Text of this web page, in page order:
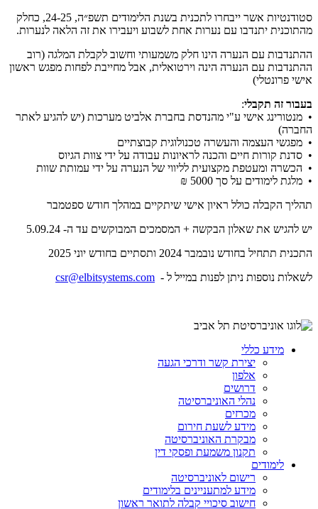
סטודנטיות אשר ייבחרו לתכנית בשנת הלימודים תשפ״ה, 24-25, כחלק
מהתוכנית יתנדבו עם נערות אחת לשבוע ויעבירו את זה הלאה לנערות.
ההתנדבות עם הנערה הינו חלק משמעותי וחשוב לקבלת המלגה (רוב
ההתנדבות עם הנערה הינה וירטואלית, אבל מחייבת לפחות מפגש ראשון
אישי פרונטלי)
בעבור זה תקבלי:
• מנטורינג אישי ע"י מהנדסת בחברת אלביט מערכות (יש להגיע לאתר
החברה)
• מפגשי העצמה והעשרה טכנולוגית קבוצתיים
• סדנת קורות חיים והכנה לראיונות עבודה על ידי צוות הגיוס
• הכשרה ומעטפת מקצועית לליווי של הנערה על ידי עמותת שוות
• מלגת לימודים על סך 5000 ₪
תהליך הקבלה כולל ראיון אישי שיתקיים במהלך חודש ספטמבר
יש להגיש את שאלון הבקשה + המסמכים המבוקשים עד ה- 5.09.24
התכנית תתחיל בחודש נובמבר 2024 ותסתיים בחודש יוני 2025
לשאלות נוספות ניתן לפנות במייל ל - csr@elbitsystems.com
מידע כללי
יצירת קשר ודרכי הגעה
אלפון
דרושים
נהלי האוניברסיטה
מכרזים
מידע לשעת חירום
מבקרת האוניברסיטה
תקנון משמעת ופסקי דין
לימודים
רישום לאוניברסיטה
מידע למתעניינים בלימודים
חישוב סיכויי קבלה לתואר ראשון